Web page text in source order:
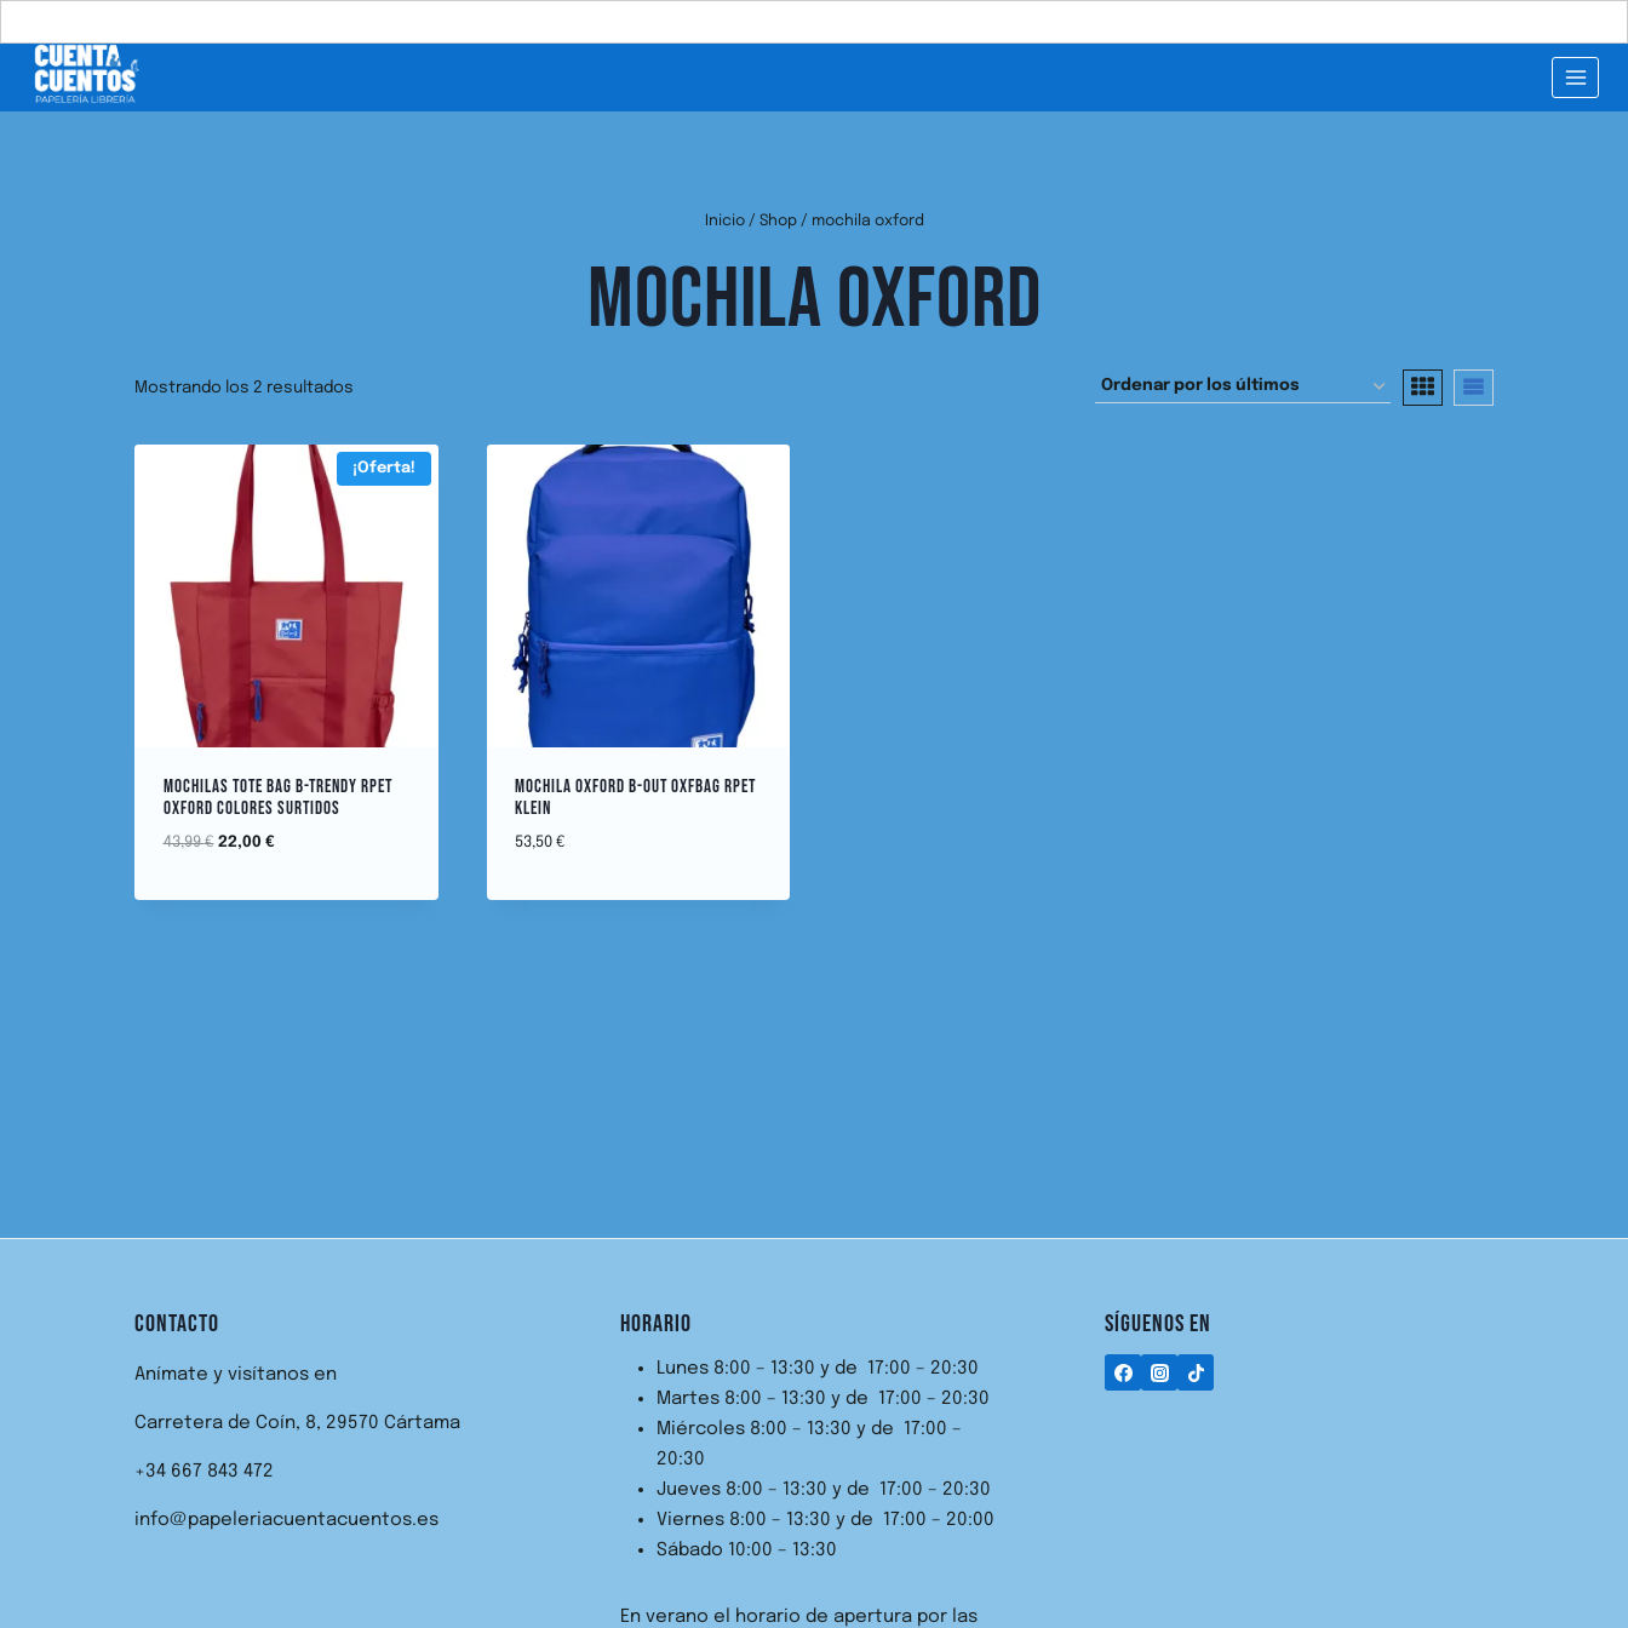
Buscar:
Inicio / Shop / mochila oxford
MOCHILA OXFORD
Mostrando los 2 resultados
¡Oferta!
MOCHILAS TOTE BAG B-TRENDY RPET
OXFORD COLORES SURTIDOS
43,99€ 22,00 €
MOCHILA OXFORD B-OUT OXFBAG RPET
KLEIN
53,50 €
CONTACTO
Anímate y visítanos en
Carretera de Coín, 8, 29570 Cártama
+34 667 843 472
info@papeleriacuentacuentos.es
HORARIO
Lunes 8:00 – 13:30 y de 17:00 – 20:30
Martes 8:00 – 13:30 y de 17:00 – 20:30
Miércoles 8:00 – 13:30 y de 17:00 –
20:30
Jueves 8:00 – 13:30 y de 17:00 – 20:30
Viernes 8:00 – 13:30 y de 17:00 – 20:00
Sábado 10:00 – 13:30
En verano el horario de apertura por las
SÍGUENOS EN